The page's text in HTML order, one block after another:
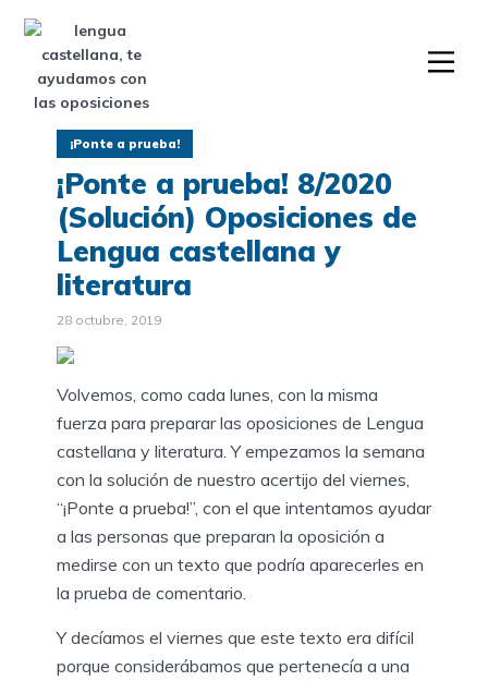
¡Ponte a prueba!
¡Ponte a prueba! 8/2020
(Solución) Oposiciones de
Lengua castellana y
literatura
28 octubre, 2019
Volvemos, como cada lunes, con la misma
fuerza para preparar las oposiciones de Lengua
castellana y literatura. Y empezamos la semana
con la solución de nuestro acertijo del viernes,
“¡Ponte a prueba!”, con el que intentamos ayudar
a las personas que preparan la oposición a
medirse con un texto que podría aparecerles en
la prueba de comentario.
Y decíamos el viernes que este texto era difícil
porque considerábamos que pertenecía a una